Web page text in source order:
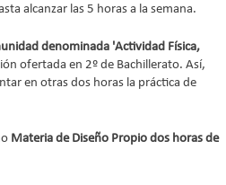
alcanzar las 5 horas a la semana.
denominada 'Actividad Física,
ofertada en 2º de Bachillerato. Así,
en otras dos horas la práctica de
Materia de Diseño Propio dos horas de